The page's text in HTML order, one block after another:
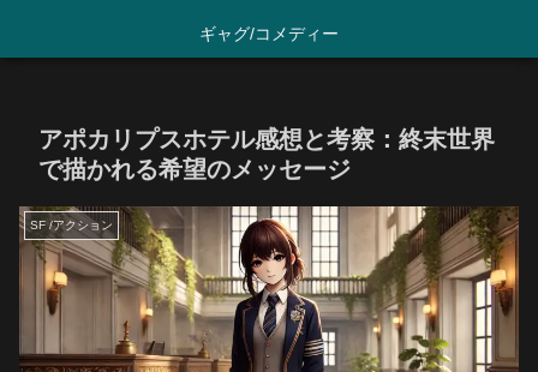
ギャグ/コメディー
アポカリプスホテル感想と考察：終末世界
で描かれる希望のメッセージ
SF /アクション